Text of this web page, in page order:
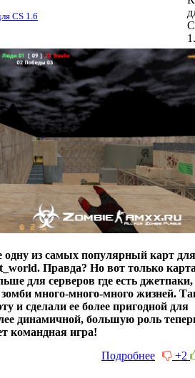
CS 1.6
одну из самых популярный карт для
Правда? Но вот только
для серверов где есть джетпаки,
много-много-много жизней.
и сделали ее более пригодной для
динамичной, большую роль
командная игра!
+2
Подробнее